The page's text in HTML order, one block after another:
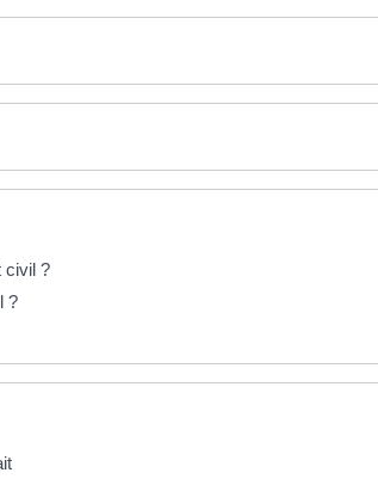
civil ?
?